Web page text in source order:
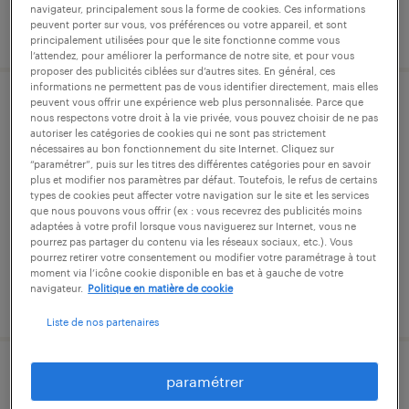
publié le 27 juillet 2026
agent de fabrication (f/h)
redon, ille-et-vilaine
intérim
12,31 € par heure
publié le 27 juillet 2026
gestionnaire ressources humaines
navigateur, principalement sous la forme de cookies. Ces informations
peuvent porter sur vous, vos préférences ou votre appareil, et sont
principalement utilisées pour que le site fonctionne comme vous
l’attendez, pour améliorer la performance de notre site, et pour vous
proposer des publicités ciblées sur d’autres sites. En général, ces
informations ne permettent pas de vous identifier directement, mais elles
peuvent vous offrir une expérience web plus personnalisée. Parce que
nous respectons votre droit à la vie privée, vous pouvez choisir de ne pas
autoriser les catégories de cookies qui ne sont pas strictement
nécessaires au bon fonctionnement du site Internet. Cliquez sur
“paramétrer”, puis sur les titres des différentes catégories pour en savoir
plus et modifier nos paramètres par défaut. Toutefois, le refus de certains
types de cookies peut affecter votre navigation sur le site et les services
que nous pouvons vous offrir (ex : vous recevrez des publicités moins
adaptées à votre profil lorsque vous naviguerez sur Internet, vous ne
pourrez pas partager du contenu via les réseaux sociaux, etc.). Vous
pourrez retirer votre consentement ou modifier votre paramétrage à tout
moment via l’icône cookie disponible en bas et à gauche de votre
navigateur.
Politique en matière de cookie
Liste de nos partenaires
paramétrer